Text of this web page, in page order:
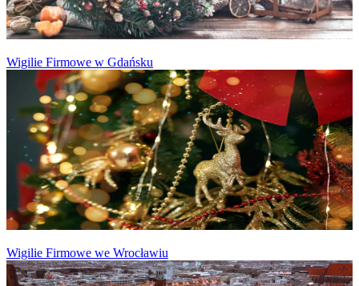
Wigilie Firmowe w Gdańsku
Wigilie Firmowe we Wrocławiu